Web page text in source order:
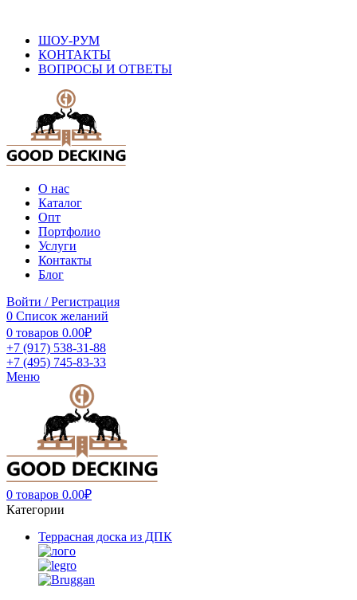
ШОУ-РУМ
КОНТАКТЫ
ВОПРОСЫ И ОТВЕТЫ
О нас
Каталог
Опт
Портфолио
Услуги
Контакты
Блог
Войти / Регистрация
0 Список желаний
0 товаров 0.00₽
+7 (917) 538-31-88
+7 (495) 745-83-33
Меню
0 товаров 0.00₽
Категории
Террасная доска из ДПК